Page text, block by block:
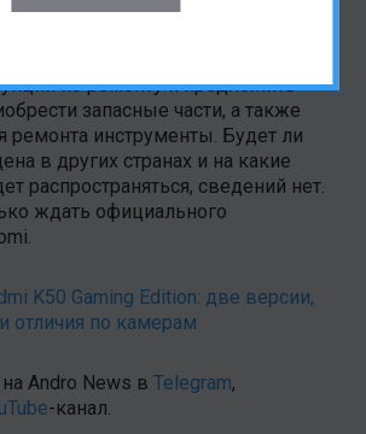
можно предположить, что в этой
программа самостоятельного
должна опубликовать
по ремонту и предложить
запасные части, а также
ремонта инструменты. Будет ли
в других странах и на какие
распространяться, сведений нет.
ждать официального
K50 Gaming Edition: две версии,
отличия по камерам
Andro News в Telegram,
-канал .